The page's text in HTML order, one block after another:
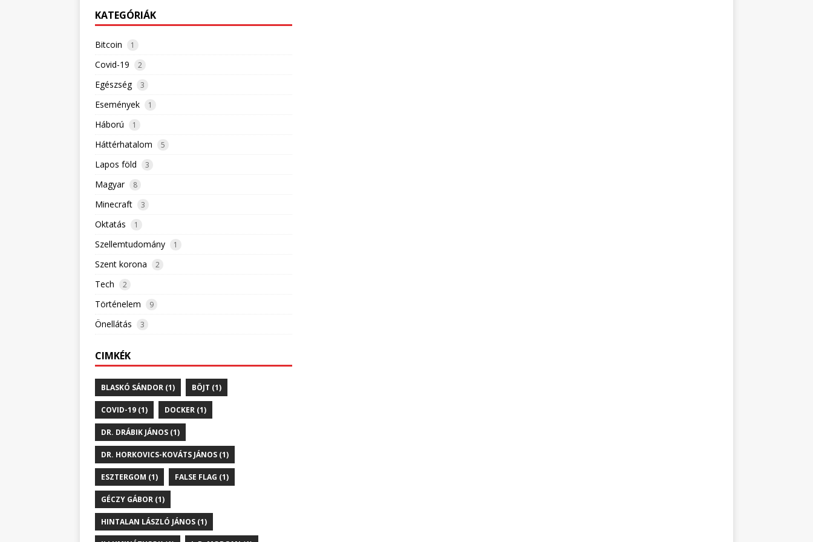
KATEGÓRIÁK
Bitcoin 1
Covid-19 2
Egészség 3
Események 1
Háború 1
Háttérhatalom 5
Lapos föld 3
Magyar 8
Minecraft 3
Oktatás 1
Szellemtudomány 1
Szent korona 2
Tech 2
Történelem 9
Önellátás 3
CIMKÉK
BLASKÓ SÁNDOR (1) BÖJT (1)
COVID-19 (1) DOCKER (1)
DR. DRÁBIK JÁNOS (1)
DR. HORKOVICS-KOVÁTS JÁNOS (1)
ESZTERGOM (1) FALSE FLAG (1)
GÉCZY GÁBOR (1)
HINTALAN LÁSZLÓ JÁNOS (1)